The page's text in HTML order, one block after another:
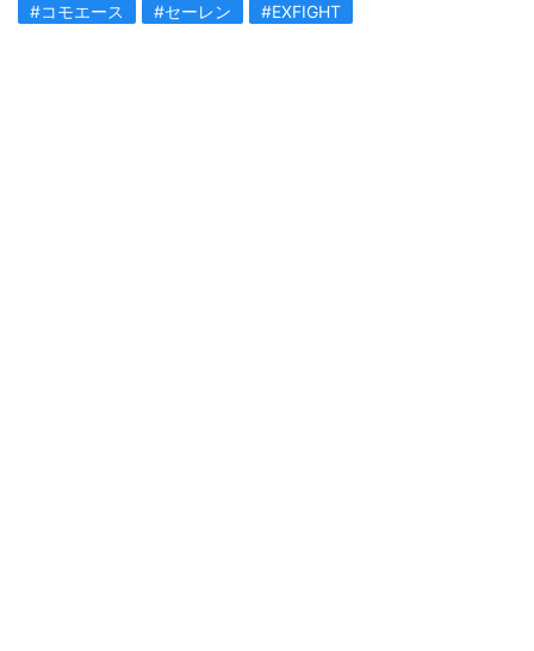
#コモエース #セーレン #EXFIGHT